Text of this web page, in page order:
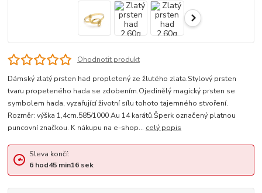
Ohodnotit produkt
Dámský zlatý prsten had propletený ze žlutého zlata.Stylový prsten
tvaru propeteného hada se zdobením.Ojedinělý magický prsten se
symbolem hada, vyzařující životní sílu tohoto tajemného stvoření.
Rozměr: výška 1,4cm.585/1000 Au 14 karátů.Šperk označený platnou
puncovní značkou. K nákupu na e-shop... celý popis
Sleva končí:
6hod45min15sek